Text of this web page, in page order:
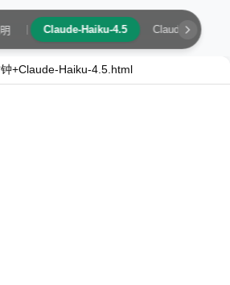
Claude-Haiku-4.5 Claude-Sonnet-